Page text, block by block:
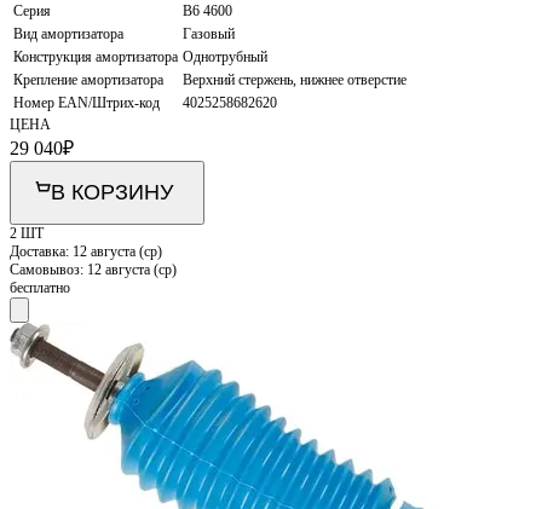
Серия
B6 4600
Вид амортизатора
Газовый
Конструкция амортизатора Однотрубный
Крепление амортизатора
Верхний стержень, нижнее отверстие
Номер EAN/Штрих-код
4025258682620
ЦЕНА
29 040₽
В КОРЗИНУ
2 ШТ
Доставка: 12 августа (ср)
Самовывоз: 12 августа (ср)
бесплатно